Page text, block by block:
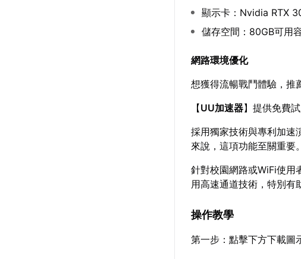
顯示卡：Nvidia RTX
儲存空間：80GB可用
網路環境優化
想獲得流暢戰鬥體驗，推
【UU加速器】提供免費
採用獨家技術與專利加速
來說，這項功能至關重要。
針對校園網路或WiFi使用
用高速通道技術，特別有
操作教學
第一步：點擊下方下載圖